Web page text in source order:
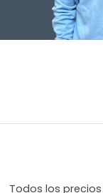
Todos los